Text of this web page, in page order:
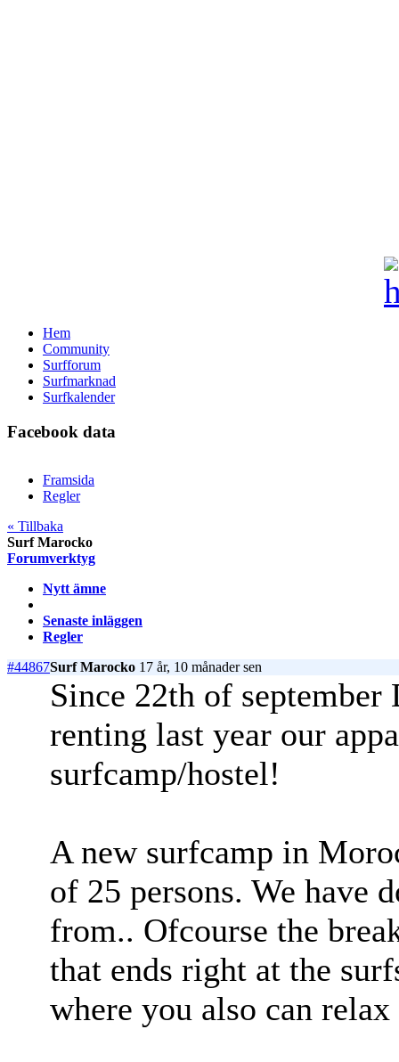
Hem
Community
Surfforum
Surfmarknad
Surfkalender
Facebook data
Framsida
Regler
« Tillbaka
Surf Marocko
Forumverktyg
Nytt ämne
Senaste inläggen
Regler
#44867Surf Marocko 17 år, 10 månader sen
Since 22th of
renting last year our
surfcamp/hostel!
A new surfcamp in
of 25 persons. We have
from.. Ofcourse the
that ends right at the
where you also can